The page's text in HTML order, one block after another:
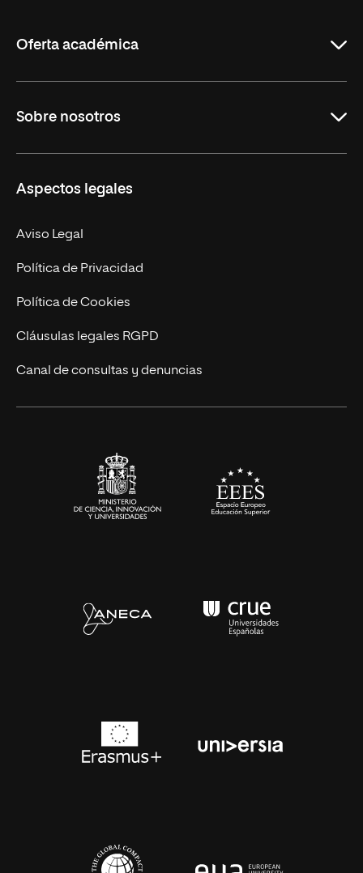
Oferta académica
Másteres Oficiales
Doctorados
Experto Universitario
Postgrados
Cursos Universitarios
Sobre nosotros
Facultades
Nuestro Equipo
Trabaja en UNIR
Actualidad
UNIR Revista
Eventos
Aspectos legales
Aviso Legal
Política de Privacidad
Política de Cookies
Cláusulas legales RGPD
Canal de consultas y denuncias